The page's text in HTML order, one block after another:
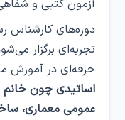
آزمون کتبی و
دوره‌های کارشناس
تجربه‌ای برگزار
حرفه‌ای در
اساتیدی چون
عمومی معماری،